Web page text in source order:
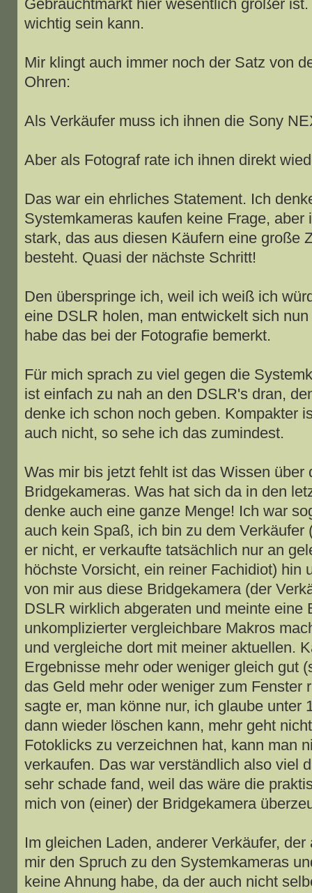
Gebrauchtmarkt hier wesentlich größer
wichtig sein kann.
Mir klingt auch immer noch der Satz von
Ohren:
Als Verkäufer muss ich ihnen die Sony
Aber als Fotograf rate ich ihnen direkt
Das war ein ehrliches Statement. Ich
Systemkameras kaufen keine Frage, aber
stark, das aus diesen Käufern eine große
besteht. Quasi der nächste Schritt!
Den überspringe ich, weil ich weiß ich
eine DSLR holen, man entwickelt sich
habe das bei der Fotografie bemerkt.
Für mich sprach zu viel gegen die
ist einfach zu nah an den DSLR's dran,
denke ich schon noch geben. Kompakter
auch nicht, so sehe ich das zumindest.
Was mir bis jetzt fehlt ist das Wissen über
Bridgekameras. Was hat sich da in den
denke auch eine ganze Menge! Ich war
auch kein Spaß, ich bin zu dem Verkäufer
er nicht, er verkaufte tatsächlich nur an
höchste Vorsicht, ein reiner Fachidiot) hin
von mir aus diese Bridgekamera (der
DSLR wirklich abgeraten und meinte eine
unkomplizierter vergleichbare Makros
und vergleiche dort mit meiner aktuellen.
Ergebnisse mehr oder weniger gleich gut
das Geld mehr oder weniger zum Fenster
sagte er, man könne nur, ich glaube unter
dann wieder löschen kann, mehr geht
Fotoklicks zu verzeichnen hat, kann man
verkaufen. Das war verständlich also viel
sehr schade fand, weil das wäre die
mich von (einer) der Bridgekamera
Im gleichen Laden, anderer Verkäufer,
mir den Spruch zu den Systemkameras
keine Ahnung habe, da der auch nicht